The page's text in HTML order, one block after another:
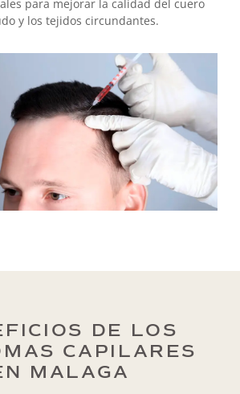
para mejorar la calidad del cuero
y los tejidos circundantes.
DE LOS
CAPILARES
MALAGA